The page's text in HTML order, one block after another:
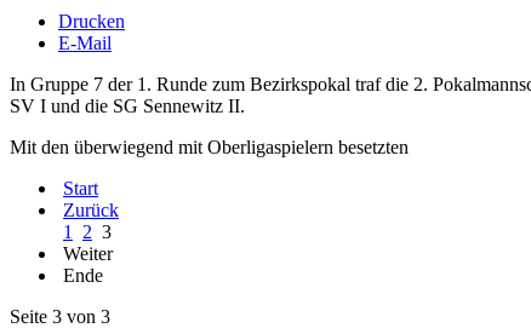
Drucken
E-Mail
In Gruppe 7 der 1. Runde zum Bezirkspokal traf die 2.
SV I und die SG Sennewitz II.
Mit den überwiegend mit Oberligaspielern besetzten
Start
Zurück
1
2 3
Weiter
Ende
Seite 3 von 3